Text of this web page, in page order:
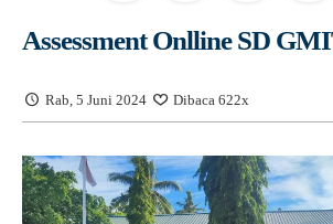
Assessment Onlline SD
Rab, 5 Juni 2024 Dibaca 622x